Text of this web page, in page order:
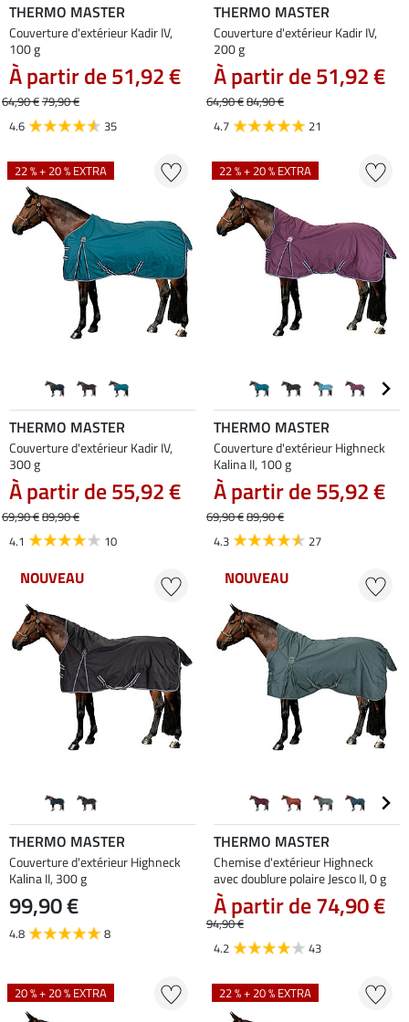
THERMO MASTER
Couverture d'extérieur Kadir IV,
100 g
À partir de 51,92 €
64,90 €79,90 €
4.6
35
THERMO MASTER
Couverture d'extérieur Kadir IV,
200 g
À partir de 51,92 €
64,90 €84,90 €
4.7
21
22 % + 20 % EXTRA
THERMO MASTER
Couverture d'extérieur Kadir IV,
300 g
À partir de 55,92 €
69,90 €89,90 €
4.1
10
22 % + 20 % EXTRA
THERMO MASTER
Couverture d'extérieur Highneck
Kalina II, 100 g
À partir de 55,92 €
69,90 €89,90 €
4.3
27
NOUVEAU
THERMO MASTER
Couverture d'extérieur Highneck
Kalina II, 300 g
99,90 €
4.8 8
NOUVEAU
THERMO MASTER
Chemise d'extérieur Highneck
avec doublure polaire Jesco II, 0 g
À partir de 74,90 €
94,90 €
4.2
43
20 % + 20 % EXTRA 22 % + 20 % EXTRA